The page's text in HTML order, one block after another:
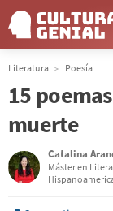
Literatura Poesía
15
muerte
Catalina
Máster en